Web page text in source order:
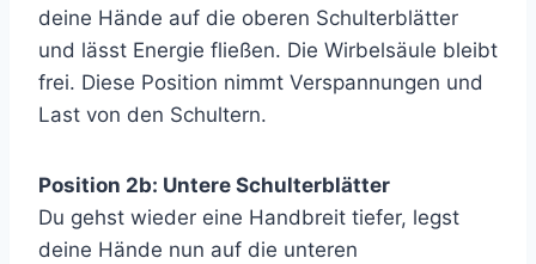
deine Hände auf die oberen Schulterblätter
und lässt Energie fließen. Die Wirbelsäule bleibt
frei. Diese Position nimmt Verspannungen und
Last von den Schultern.
Position 2b: Untere Schulterblätter
Du gehst wieder eine Handbreit tiefer, legst
deine Hände nun auf die unteren